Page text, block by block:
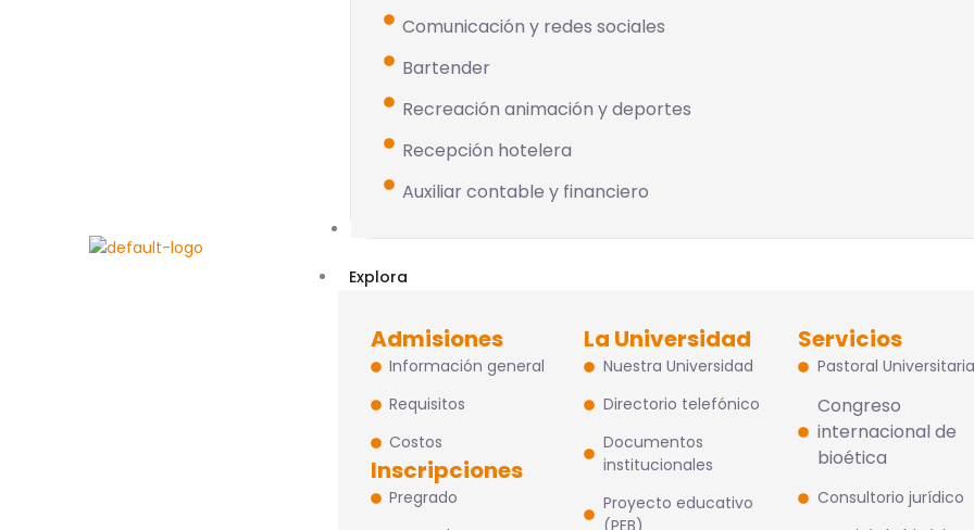
Comunicación y redes sociales
Bartender
Recreación animación y deportes
Recepción hotelera
Auxiliar contable y financiero
Explora
Admisiones
Información general
Requisitos
Costos
Inscripciones
Pregrado
La Universidad
Nuestra Universidad
Directorio telefónico
Documentos
institucionales
Proyecto educativo
(PEB)
Servicios
Pastoral Universitaria
Congreso
internacional de
bioética
Consultorio jurídico